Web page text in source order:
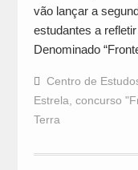
vão lançar a
estudantes a
Denominado
Centro de
Estrela, concurso
Terra